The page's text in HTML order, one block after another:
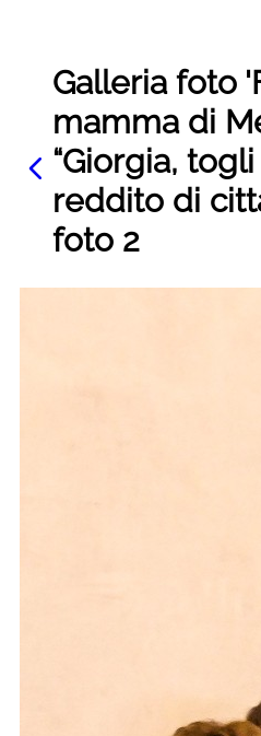
Galleria foto
mamma di
“Giorgia,
reddito di
foto 2